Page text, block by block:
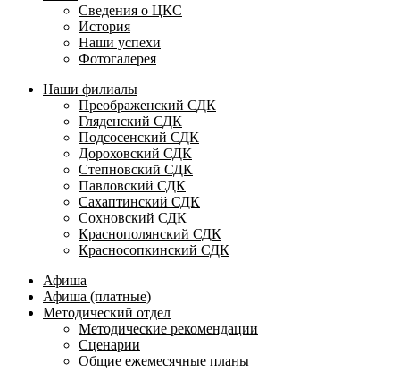
Сведения о ЦКС
История
Наши успехи
Фотогалерея
Наши филиалы
Преображенский СДК
Гляденский СДК
Подсосенский СДК
Дороховский СДК
Степновский СДК
Павловский СДК
Сахаптинский СДК
Сохновский СДК
Краснополянский СДК
Красносопкинский СДК
Афиша
Афиша (платные)
Методический отдел
Методические рекомендации
Сценарии
Общие ежемесячные планы